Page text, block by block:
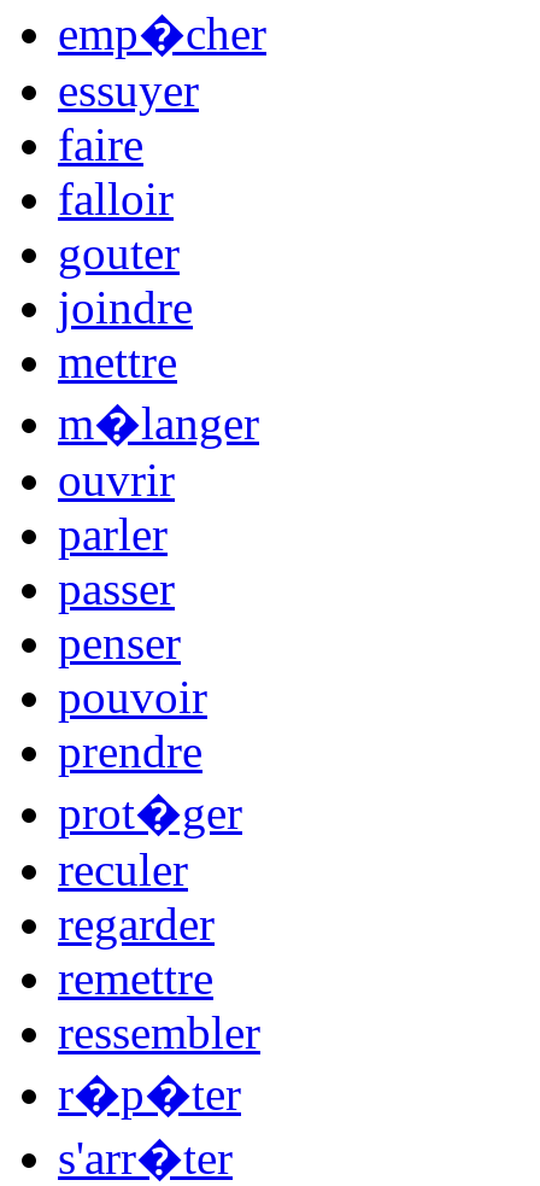
emp�cher
essuyer
faire
falloir
gouter
joindre
mettre
m�langer
ouvrir
parler
passer
penser
pouvoir
prendre
prot�ger
reculer
regarder
remettre
ressembler
r�p�ter
s'arr�ter